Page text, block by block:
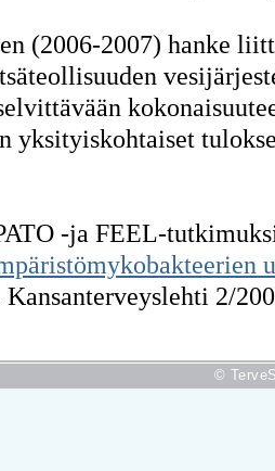
(2006-2007) hanke
yksityiskohtaiset
-ja FEEL-
Kansanterveyslehti 2/
©